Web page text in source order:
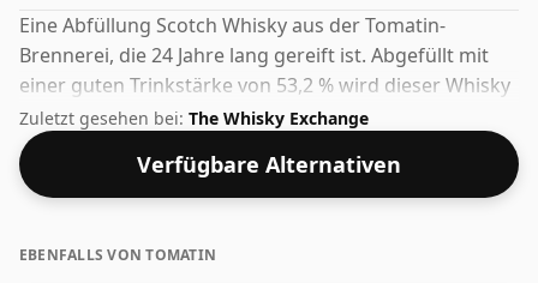
Eine Abfüllung Scotch Whisky aus der Tomatin-
Brennerei, die 24 Jahre lang gereift ist. Abgefüllt mit
einer guten Trinkstärke von 53,2 % wird dieser Whisky
in einer 70-cl-Flasche geliefert.
Zuletzt gesehen bei: The Whisky Exchange
Verfügbare Alternativen
EBENFALLS VON TOMATIN